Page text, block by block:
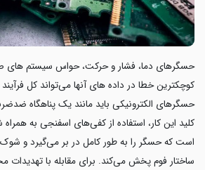
حسگرهای دما، فشار و حرکت، حواس سیستم های
کوچکترین خطا در داده های آنها می‌تواند کل
حسگرهای الکترونیکی باید مانند یک پناهگاه
کلید این کار، استفاده از کفی‌های اسفنجی به
است که حسگر را به طور کامل در بر می‌گیرد و شوک
ساختار فوم پخش می‌کند. برای مقابله با تهدیدات